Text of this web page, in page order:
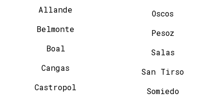
Allande
Belmonte
Boal
Cangas
Castropol
Oscos
Pesoz
Salas
San Tirso
Somiedo